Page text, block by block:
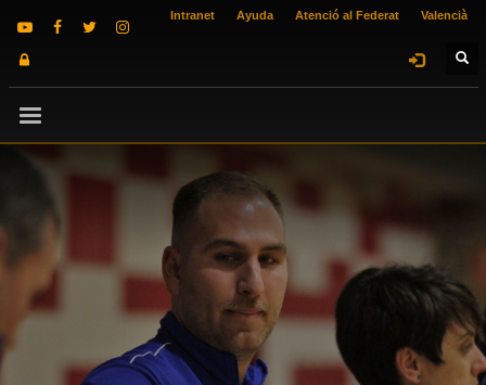
Intranet Ayuda Atenció al Federat Valencià